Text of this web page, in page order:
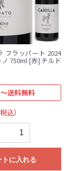
フラッパート 2024
[赤] チルド
送料無料
税込）
トに入れる